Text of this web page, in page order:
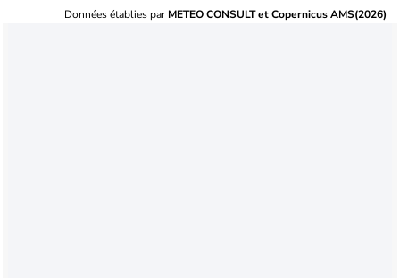
Données établies parMETEO CONSULT et Copernicus AMS(2026)